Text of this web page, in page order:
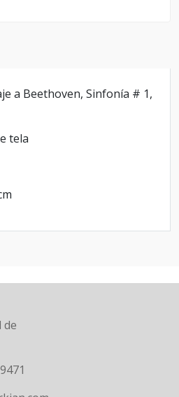
a Beethoven, Sinfonía # 1,
tela
de